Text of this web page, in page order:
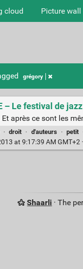
cloud Picture wall
grégory
– Le festival de
après ce sont les
· droit · d'auteurs · petit
at 9:17:39 AM GMT+2 ·
Shaarli · The